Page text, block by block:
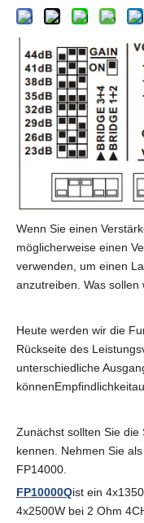
Wenn Sie einen
möglicherweise einen
verwenden, um einen
anzutreiben. Was sollen
Heute werden wir die
Rückseite des
unterschiedliche
könnenEmpfindlichkeit
Zunächst sollten Sie die
kennen. Nehmen Sie
FP14000.
FP10000Qist ein
4x2500W bei 2 Ohm